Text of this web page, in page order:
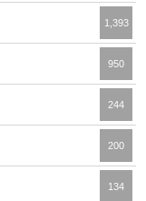
1,393
950
244
200
134